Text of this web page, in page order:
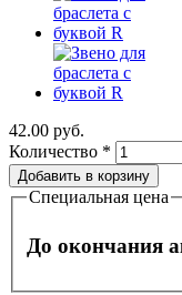
42.00 руб.
Количество *
Специальная цена
До окончания